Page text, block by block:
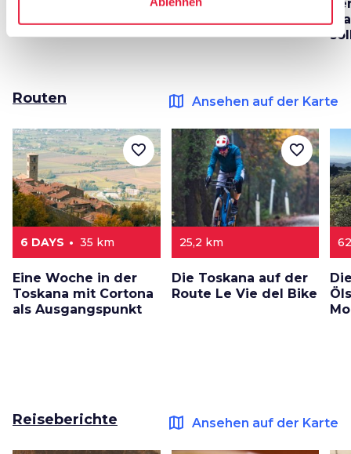
unternehmen kann
Routen map Ansehen auf der Karte
6 DAYS 35 km
Eine Woche in der
Toskana mit Cortona
als Ausgangspunkt
favorite_border
25,2 km
Die Toskana auf der
Route Le Vie del Bike
favorite_border
Reiseberichte map Ansehen auf der Karte